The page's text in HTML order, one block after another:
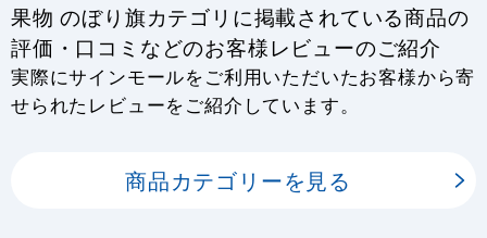
果物 のぼり旗カテゴリに掲載されている商品の
評価・口コミなどのお客様レビューのご紹介
実際にサインモールをご利用いただいたお客様から寄
せられたレビューをご紹介しています。
商品カテゴリーを見る